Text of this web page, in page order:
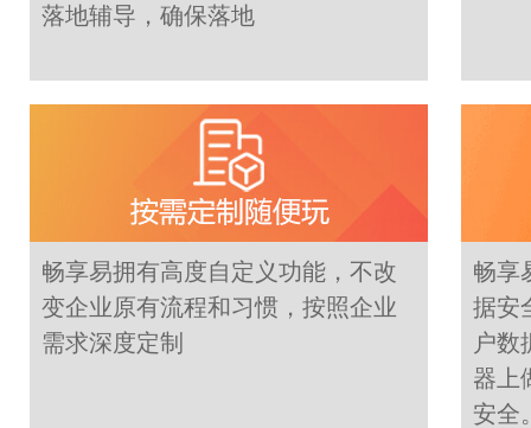
落地辅导，确保落地
畅享易拥有高度自定义功能，不改
变企业原有流程和习惯，按照企业
需求深度定制
畅享
据安
户数
器上
安全